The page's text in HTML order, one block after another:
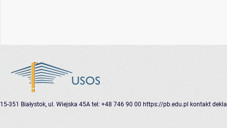
15-351 Białystok, ul. Wiejska 45A tel: +48 746 90 00 https://pb.edu.pl kontakt